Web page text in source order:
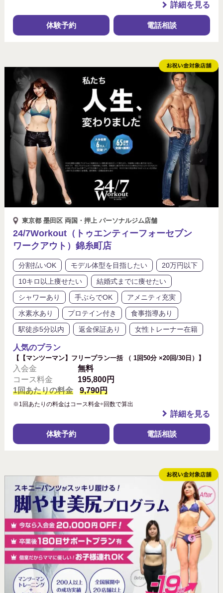
詳細を見る
体験予約 電話相談
東京都 墨田区 両国・押上 パーソナルジム店舗
24/7Workout（トゥエンティーフォーセブン
ワークアウト）錦糸町店
分割払いOK モデル体型を目指したい
20万円以下
10キロ以上痩せたい
結婚式までに痩せたい
シャワーあり
手ぶらでOK
アメニティ充実
水素水あり
プロテイン付き
食事指導あり
駅徒歩5分以内
返金保証あり 女性トレーナー在籍
人気のプラン
【【マンツーマン】フリープラン一括 （ 1回50分 ×20回/30日）】
入会金
無料
コース料金
195,800円
1回あたりの料金
9,790円
※1回あたりの料金はコース料金÷回数で算出
詳細を見る
体験予約 電話相談